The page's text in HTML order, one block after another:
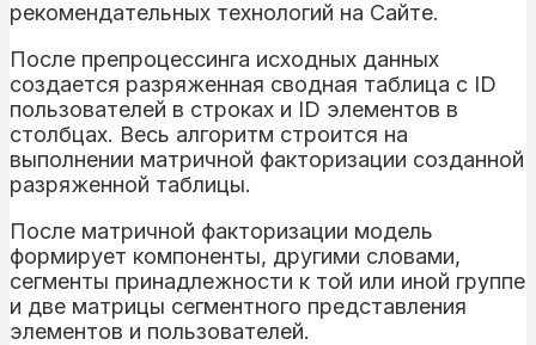
рекомендательных технологий на Сайте.
После препроцессинга исходных данных
создается разряженная сводная таблица с ID
пользователей в строках и ID элементов в
столбцах. Весь алгоритм строится на
выполнении матричной факторизации созданной
разряженной таблицы.
После матричной факторизации модель
формирует компоненты, другими словами,
сегменты принадлежности к той или иной группе
и две матрицы сегментного представления
элементов и пользователей.